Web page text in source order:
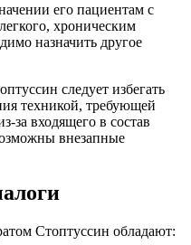
его пациентам с
хроническим
назначить другое
следует избегать
техникой, требующей
за входящего в состав
внезапные
Стоптуссин обладают: